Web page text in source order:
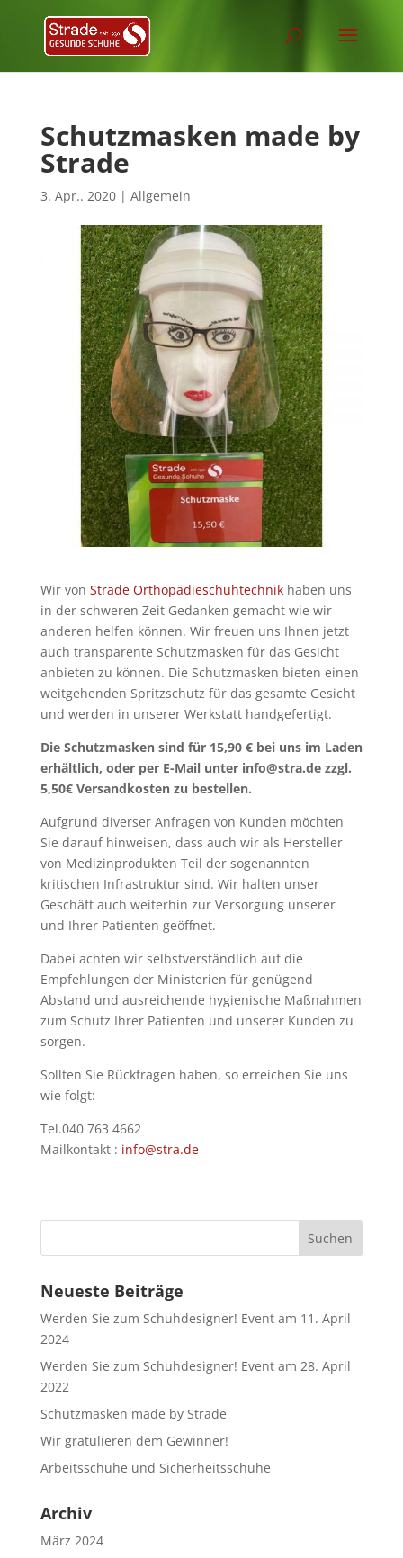
Schutzmasken made by
Strade
3. Apr.. 2020| Allgemein
Wir von Strade Orthopädieschuhtechnikhaben uns
in der schweren Zeit Gedanken gemacht wie wir
anderen helfen können. Wir freuen uns Ihnen jetzt
auch transparente Schutzmasken für das Gesicht
anbieten zu können. Die Schutzmasken bieten einen
weitgehenden Spritzschutz für das gesamte Gesicht
und werden in unserer Werkstatt handgefertigt.
Die Schutzmasken sind für 15,90 € bei uns im Laden
erhältlich, oder per E-Mail unter info@stra.de zzgl.
5,50€ Versandkosten zu bestellen.
Aufgrund diverser Anfragen von Kunden möchten
Sie darauf hinweisen, dass auch wir als Hersteller
von Medizinprodukten Teil der sogenannten
kritischen Infrastruktur sind. Wir halten unser
Geschäft auch weiterhin zur Versorgung unserer
und Ihrer Patienten geöffnet.
Dabei achten wir selbstverständlich auf die
Empfehlungen der Ministerien für genügend
Abstand und ausreichende hygienische Maßnahmen
zum Schutz Ihrer Patienten und unserer Kunden zu
sorgen.
Sollten Sie Rückfragen haben, so erreichen Sie uns
wie folgt:
Tel.040 763 4662
Mailkontakt : info@stra.de
Neueste Beiträge
Werden Sie zum Schuhdesigner! Event am 11. April
2024
Werden Sie zum Schuhdesigner! Event am 28. April
2022
Schutzmasken made by Strade
Wir gratulieren dem Gewinner!
Arbeitsschuhe und Sicherheitsschuhe
Archiv
März 2024